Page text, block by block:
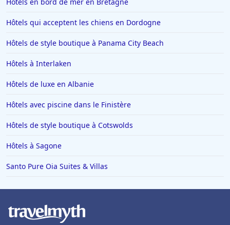
Hôtels qui acceptent les chiens en Dordogne
Hôtels de style boutique à Panama City Beach
Hôtels à Interlaken
Hôtels de luxe en Albanie
Hôtels avec piscine dans le Finistère
Hôtels de style boutique à Cotswolds
Hôtels à Sagone
Santo Pure Oia Suites & Villas